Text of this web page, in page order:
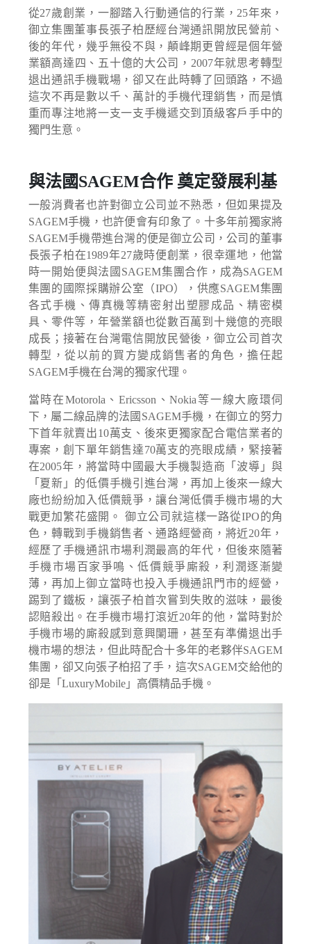
從27歲創業，一腳踏入行動通信的行業，25年來，
御立集團董事長張子柏歷經台灣通訊開放民營前、
後的年代，幾乎無役不與，顛峰期更曾經是個年營
業額高達四、五十億的大公司，2007年就思考轉型
退出通訊手機戰場，卻又在此時轉了回頭路，不過
這次不再是數以千、萬計的手機代理銷售，而是慎
重而專注地將一支一支手機遞交到頂級客戶手中的
獨門生意。
與法國SAGEM合作 奠定發展利基
一般消費者也許對御立公司並不熟悉，但如果提及
SAGEM手機，也許便會有印象了。十多年前獨家將
SAGEM手機帶進台灣的便是御立公司，公司的董事
長張子柏在1989年27歲時便創業，很幸運地，他當
時一開始便與法國SAGEM集團合作，成為SAGEM
集團的國際採購辦公室（IPO），供應SAGEM集團
各式手機、傳真機等精密射出塑膠成品、精密模
具、零件等，年營業額也從數百萬到十幾億的亮眼
成長；接著在台灣電信開放民營後，御立公司首次
轉型，從以前的買方變成銷售者的角色，擔任起
SAGEM手機在台灣的獨家代理。
當時在Motorola、Ericsson、Nokia等一線大廠環伺
下，屬二線品牌的法國SAGEM手機，在御立的努力
下首年就賣出10萬支、後來更獨家配合電信業者的
專案，創下單年銷售達70萬支的亮眼成績，緊接著
在2005年，將當時中國最大手機製造商「波導」與
「夏新」的低價手機引進台灣，再加上後來一線大
廠也紛紛加入低價競爭，讓台灣低價手機市場的大
戰更加繁花盛開。 御立公司就這樣一路從IPO的角
色，轉戰到手機銷售者、通路經營商，將近20年，
經歷了手機通訊市場利潤最高的年代，但後來隨著
手機市場百家爭鳴、低價競爭廝殺，利潤逐漸變
薄，再加上御立當時也投入手機通訊門市的經營，
踢到了鐵板，讓張子柏首次嘗到失敗的滋味，最後
認賠殺出。在手機市場打滾近20年的他，當時對於
手機市場的廝殺感到意興闌珊，甚至有準備退出手
機市場的想法，但此時配合十多年的老夥伴SAGEM
集團，卻又向張子柏招了手，這次SAGEM交給他的
卻是「LuxuryMobile」高價精品手機。